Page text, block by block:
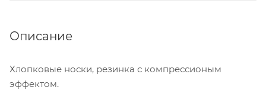
Описание
Хлопковые носки, резинка с компрессионым
эффектом.